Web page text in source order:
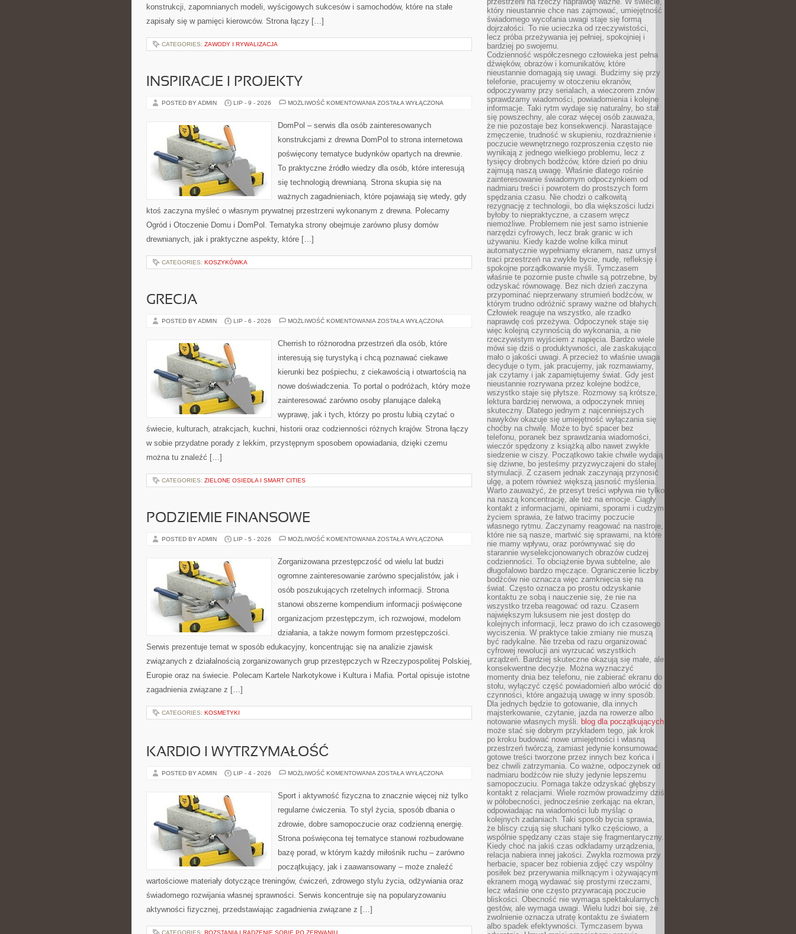
konstrukcji, zapomnianych modeli, wyścigowych sukcesów i samochodów, które na stałe
zapisały się w pamięci kierowców. Strona łączy […]
CATEGORIES: ZAWODY I RYWALIZACJA
INSPIRACJE I PROJEKTY
POSTED BY ADMIN LIP - 9 - 2026 MOŻLIWOŚĆ KOMENTOWANIA INSPIRACJE
ZOSTAŁA WYŁĄCZONA
DomPol – serwis dla osób zainteresowanych
konstrukcjami z drewna DomPol to strona internetowa
poświęcony tematyce budynków opartych na drewnie.
To praktyczne źródło wiedzy dla osób, które interesują
się technologią drewnianą. Strona skupia się na
ważnych zagadnieniach, które pojawiają się wtedy, gdy
ktoś zaczyna myśleć o własnym prywatnej przestrzeni wykonanym z drewna. Polecamy
Ogród i Otoczenie Domu i DomPol. Tematyka strony obejmuje zarówno plusy domów
drewnianych, jak i praktyczne aspekty, które […]
CATEGORIES: KOSZYKÓWKA
GRECJA
POSTED BY ADMIN LIP - 6 - 2026 MOŻLIWOŚĆ KOMENTOWANIA GRECJA
ZOSTAŁA WYŁĄCZONA
Cherrish to różnorodna przestrzeń dla osób, które
interesują się turystyką i chcą poznawać ciekawe
kierunki bez pośpiechu, z ciekawością i otwartością na
nowe doświadczenia. To portal o podróżach, który może
zainteresować zarówno osoby planujące daleką
wyprawę, jak i tych, którzy po prostu lubią czytać o
świecie, kulturach, atrakcjach, kuchni, historii oraz codzienności różnych krajów. Strona łączy
w sobie przydatne porady z lekkim, przystępnym sposobem opowiadania, dzięki czemu
można tu znaleźć […]
CATEGORIES: ZIELONE OSIEDLA I SMART CITIES
PODZIEMIE FINANSOWE
POSTED BY ADMIN LIP - 5 - 2026 MOŻLIWOŚĆ KOMENTOWANIA PODZIEMIE
ZOSTAŁA WYŁĄCZONA
Zorganizowana przestępczość od wielu lat budzi
ogromne zainteresowanie zarówno specjalistów, jak i
osób poszukujących rzetelnych informacji. Strona
stanowi obszerne kompendium informacji poświęcone
organizacjom przestępczym, ich rozwojowi, modelom
działania, a także nowym formom przestępczości.
Serwis prezentuje temat w sposób edukacyjny, koncentrując się na analizie zjawisk
związanych z działalnością zorganizowanych grup przestępczych w Rzeczypospolitej Polskiej,
Europie oraz na świecie. Polecam Kartele Narkotykowe i Kultura i Mafia. Portal opisuje istotne
zagadnienia związane z […]
CATEGORIES: KOSMETYKI
KARDIO I WYTRZYMAŁOŚĆ
POSTED BY ADMIN LIP - 4 - 2026 MOŻLIWOŚĆ KOMENTOWANIA KARDIO
ZOSTAŁA WYŁĄCZONA
Sport i aktywność fizyczna to znacznie więcej niż tylko
regularne ćwiczenia. To styl życia, sposób dbania o
zdrowie, dobre samopoczucie oraz codzienną energię.
Strona poświęcona tej tematyce stanowi rozbudowane
bazę porad, w którym każdy miłośnik ruchu – zarówno
początkujący, jak i zaawansowany – może znaleźć
wartościowe materiały dotyczące treningów, ćwiczeń, zdrowego stylu życia, odżywiania oraz
świadomego rozwijania własnej sprawności. Serwis koncentruje się na popularyzowaniu
aktywności fizycznej, przedstawiając zagadnienia związane z […]
CATEGORIES: ROZSTANIA I RADZENIE SOBIE PO ZERWANIU
który nieustannie chce nas zajmować, umiejętność
świadomego wycofania uwagi staje się formą
dojrzałości. To nie ucieczka od rzeczywistości,
lecz próba przeżywania jej pełniej, spokojniej i
bardziej po swojemu.
Codzienność współczesnego człowieka jest pełna
dźwięków, obrazów i komunikatów, które
nieustannie domagają się uwagi. Budzimy się przy
telefonie, pracujemy w otoczeniu ekranów,
odpoczywamy przy serialach, a wieczorem znów
sprawdzamy wiadomości, powiadomienia i kolejne
informacje. Taki rytm wydaje się naturalny, bo stał
się powszechny, ale coraz więcej osób zauważa,
że nie pozostaje bez konsekwencji. Narastające
zmęczenie, trudność w skupieniu, rozdrażnienie i
poczucie wewnętrznego rozproszenia często nie
wynikają z jednego wielkiego problemu, lecz z
tysięcy drobnych bodźców, które dzień po dniu
zajmują naszą uwagę. Właśnie dlatego rośnie
zainteresowanie świadomym odpoczynkiem od
nadmiaru treści i powrotem do prostszych form
spędzania czasu. Nie chodzi o całkowitą
rezygnację z technologii, bo dla większości ludzi
byłoby to niepraktyczne, a czasem wręcz
niemożliwe. Problemem nie jest samo istnienie
narzędzi cyfrowych, lecz brak granic w ich
używaniu. Kiedy każde wolne kilka minut
automatycznie wypełniamy ekranem, nasz umysł
traci przestrzeń na zwykłe bycie, nudę, refleksję i
spokojne porządkowanie myśli. Tymczasem
właśnie te pozornie puste chwile są potrzebne, by
odzyskać równowagę. Bez nich dzień zaczyna
przypominać nieprzerwany strumień bodźców, w
którym trudno odróżnić sprawy ważne od błahych.
Człowiek reaguje na wszystko, ale rzadko
naprawdę coś przeżywa. Odpoczynek staje się
więc kolejną czynnością do wykonania, a nie
rzeczywistym wyjściem z napięcia. Bardzo wiele
mówi się dziś o produktywności, ale zaskakująco
mało o jakości uwagi. A przecież to właśnie uwaga
decyduje o tym, jak pracujemy, jak rozmawiamy,
jak czytamy i jak zapamiętujemy świat. Gdy jest
nieustannie rozrywana przez kolejne bodźce,
wszystko staje się płytsze. Rozmowy są krótsze,
lektura bardziej nerwowa, a odpoczynek mniej
skuteczny. Dlatego jednym z najcenniejszych
nawyków okazuje się umiejętność wyłączania się
choćby na chwilę. Może to być spacer bez
telefonu, poranek bez sprawdzania wiadomości,
wieczór spędzony z książką albo nawet zwykłe
siedzenie w ciszy. Początkowo takie chwile wydają
się dziwne, bo jesteśmy przyzwyczajeni do stałej
stymulacji. Z czasem jednak zaczynają przynosić
ulgę, a potem również większą jasność myślenia.
Warto zauważyć, że przesyt treści wpływa nie tylko
na naszą koncentrację, ale też na emocje. Ciągły
kontakt z informacjami, opiniami, sporami i cudzym
życiem sprawia, że łatwo tracimy poczucie
własnego rytmu. Zaczynamy reagować na nastroje,
które nie są nasze, martwić się sprawami, na które
nie mamy wpływu, oraz porównywać się do
starannie wyselekcjonowanych obrazów cudzej
codzienności. To obciążenie bywa subtelne, ale
długofalowo bardzo męczące. Ograniczenie liczby
bodźców nie oznacza więc zamknięcia się na
świat. Często oznacza po prostu odzyskanie
kontaktu ze sobą i nauczenie się, że nie na
wszystko trzeba reagować od razu. Czasem
największym luksusem nie jest dostęp do
kolejnych informacji, lecz prawo do ich czasowego
wyciszenia. W praktyce takie zmiany nie muszą
być radykalne. Nie trzeba od razu organizować
cyfrowej rewolucji ani wyrzucać wszystkich
urządzeń. Bardziej skuteczne okazują się małe, ale
konsekwentne decyzje. Można wyznaczyć
momenty dnia bez telefonu, nie zabierać ekranu do
stołu, wyłączyć część powiadomień albo wrócić do
czynności, które angażują uwagę w inny sposób.
Dla jednych będzie to gotowanie, dla innych
majsterkowanie, czytanie, jazda na rowerze albo
notowanie własnych myśli. blog dla początkujących
może stać się dobrym przykładem tego, jak krok
po kroku budować nowe umiejętności i własną
przestrzeń twórczą, zamiast jedynie konsumować
gotowe treści tworzone przez innych bez końca i
bez chwili zatrzymania. Co ważne, odpoczynek od
nadmiaru bodźców nie służy jedynie lepszemu
samopoczuciu. Pomaga także odzyskać głębszy
kontakt z relacjami. Wiele rozmów prowadzimy dziś
w półobecności, jednocześnie zerkając na ekran,
odpowiadając na wiadomości lub myśląc o
kolejnych zadaniach. Taki sposób bycia sprawia,
że bliscy czują się słuchani tylko częściowo, a
wspólnie spędzany czas staje się fragmentaryczny.
Kiedy choć na jakiś czas odkładamy urządzenia,
relacja nabiera innej jakości. Zwykła rozmowa przy
herbacie, spacer bez robienia zdjęć czy wspólny
posiłek bez przerywania milknącym i ożywającym
ekranem mogą wydawać się prostymi rzeczami,
lecz właśnie one często przywracają poczucie
bliskości. Obecność nie wymaga spektakularnych
gestów, ale wymaga uwagi. Wielu ludzi boi się, że
zwolnienie oznacza utratę kontaktu ze światem
albo spadek efektywności. Tymczasem bywa